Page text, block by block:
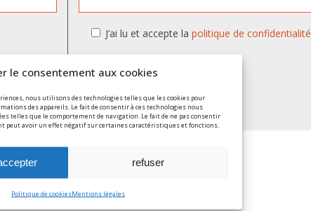
le consentement aux cookies
nous utilisons des technologies telles que les cookies pour
des appareils. Le fait de consentir à ces technologies nous
telles que le comportement de navigation. Le fait de ne pas consentir
peut avoir un effet négatif sur certaines caractéristiques et fonctions.
refuser
Politique de cookiesMentions légales
J’ai lu et accepte la politique de confidentialité